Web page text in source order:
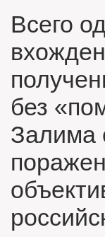
Всего
без
Залима